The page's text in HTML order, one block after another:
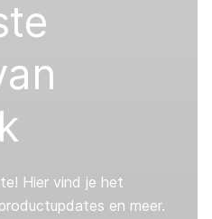
Hier vind je het
en meer.